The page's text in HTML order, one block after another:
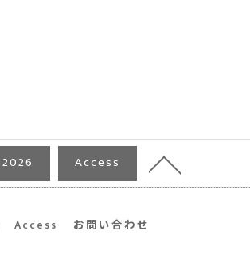
Access
Access
お問い合わせ